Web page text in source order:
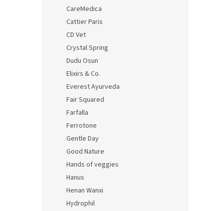
CareMedica
Cattier Paris
CD Vet
Crystal Spring
Dudu Osun
Elixirs & Co.
Everest Ayurveda
Fair Squared
Farfalla
Ferrotone
Gentle Day
Good Nature
Hands of veggies
Hanus
Henan Wanxi
Hydrophil